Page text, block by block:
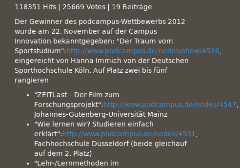
118351 Hits
25669 Votes
19 Beiträge
Der Gewinner des podcampus-Wettbewerbs 2012
wurde am 22. November auf der Campus
Innovation bekanntgegeben:
Der Traum vom
Sportstudium : http://www.podcampus.de/nodes/show/4536,
eingereicht von Hanna Immich von der Deutschen
Sporthochschule Köln. Auf Platz zwei bis fünf
rangieren
ZEITLast – Der Film zum
Forschungsprojekt : http://www.podcampus.de/nodes/4547,
Johannes-Gutenberg-Universität Mainz
Wie lernen wir? Studieren einfach
erklärt : http://www.podcampus.de/nodes/4531,
Fachhochschule Düsseldorf (beide gleichauf
auf dem 2. Platz)
Lehr-/Lernmethoden im